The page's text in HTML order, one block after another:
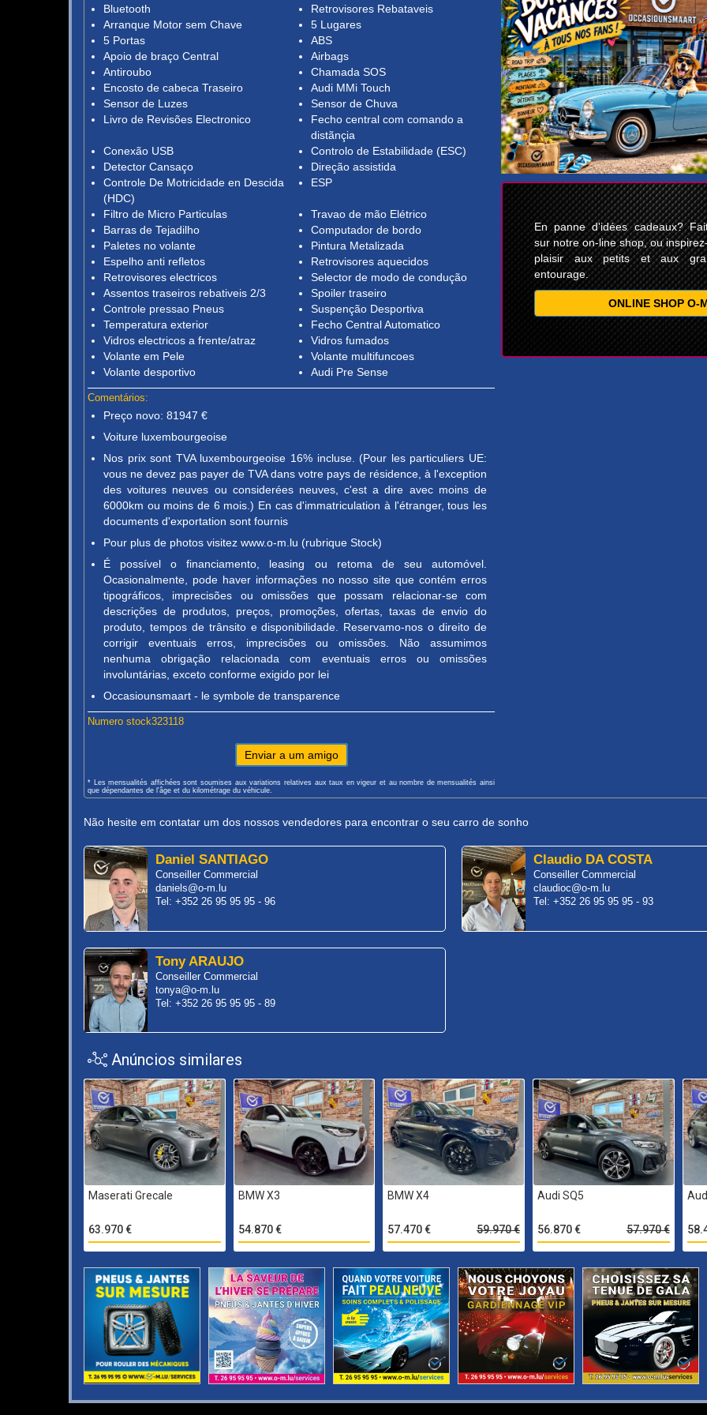
Bluetooth
Retrovisores Rebataveis
Arranque Motor sem Chave
5 Lugares
5 Portas
ABS
Apoio de braço Central
Airbags
Antiroubo
Chamada SOS
Encosto de cabeca Traseiro
Audi MMi Touch
Sensor de Luzes
Sensor de Chuva
Livro de Revisões Electronico
Fecho central com comando a
distãnçia
Conexão USB
Controlo de Estabilidade (ESC)
Detector Cansaço
Direção assistida
Controle De Motricidade en Descida
(HDC)
ESP
Filtro de Micro Particulas
Travao de mão Elétrico
Barras de Tejadilho
Computador de bordo
Paletes no volante
Pintura Metalizada
Espelho anti refletos
Retrovisores aquecidos
Retrovisores electricos
Selector de modo de condução
Assentos traseiros rebativeis 2/3
Spoiler traseiro
Controle pressao Pneus
Suspenção Desportiva
Temperatura exterior
Fecho Central Automatico
Vidros electricos a frente/atraz
Vidros fumados
Volante em Pele
Volante multifuncoes
Volante desportivo
Audi Pre Sense
Comentários:
Preço novo: 81947 €
Voiture luxembourgeoise
Nos prix sont TVA luxembourgeoise 16% incluse. (Pour les particuliers UE:
vous ne devez pas payer de TVA dans votre pays de résidence, à l'exception
des voitures neuves ou considerées neuves, c'est a dire avec moins de
6000km ou moins de 6 mois.) En cas d'immatriculation à l'étranger, tous les
documents d'exportation sont fournis
Pour plus de photos visitez www.o-m.lu (rubrique Stock)
É possível o financiamento, leasing ou retoma de seu automóvel.
Ocasionalmente, pode haver informações no nosso site que contém erros
tipográficos, imprecisões ou omissões que possam relacionar-se com
descrições de produtos, preços, promoções, ofertas, taxas de envio do
produto, tempos de trânsito e disponibilidade. Reservamo-nos o direito de
corrigir eventuais erros, imprecisões ou omissões. Não assumimos
nenhuma obrigação relacionada com eventuais erros ou omissões
involuntárias, exceto conforme exigido por lei
Occasiounsmaart - le symbole de transparence
Numero stock323118
Enviar a um amigo
* Les mensualités affichées sont soumises aux variations relatives aux taux en vigeur et au nombre de mensualités ainsi
que dépendantes de l'âge et du kilométrage du véhicule.
En panne d'idées cadeaux?
sur notre on-line shop, ou
plaisir aux petits et aux
entourage.
ONLINE SHOP O-
Não hesite em contatar um dos nossos vendedores para encontrar o seu carro de sonho
Daniel SANTIAGO
Conseiller Commercial
daniels@o-m.lu
Tel: +352 26 95 95 95 - 96
Claudio DA COSTA
Conseiller Commercial
claudioc@o-m.lu
Tel: +352 26 95 95 95 - 93
Tony ARAUJO
Conseiller Commercial
tonya@o-m.lu
Tel: +352 26 95 95 95 - 89
Anúncios similares
Maserati Grecale
63.970 €
BMW X3
54.870 €
BMW X4
59.970 €
57.470 €
Audi SQ5
57.970 €
56.870 €